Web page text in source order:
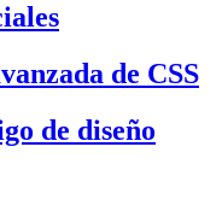
de CSS
de diseño